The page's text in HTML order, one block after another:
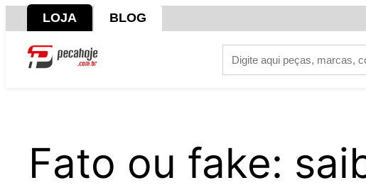
para
LOJA BLOG
Fato ou fake: